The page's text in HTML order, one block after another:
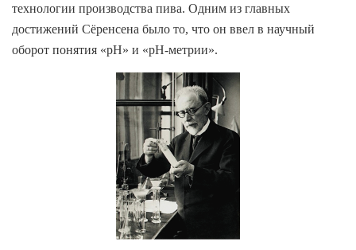
технологии производства пива. Одним из главных
достижений Сёренсена было то, что он ввел в научный
оборот понятия «pH» и «pH-метрии».